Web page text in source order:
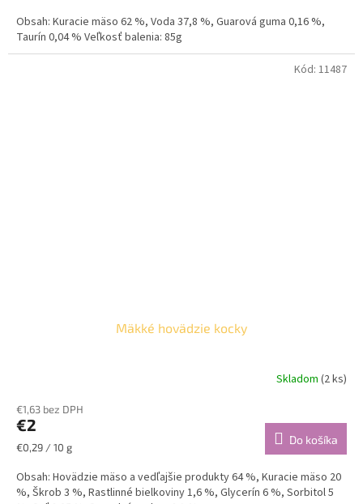
Obsah: Kuracie mäso 62 %, Voda 37,8 %, Guarová guma 0,16 %,
Taurín 0,04 % Veľkosť balenia: 85g
Mäkké hovädzie kocky
Skladom (2 ks)
€1,63 bez DPH
€2
Jednotková
€0,29 / 10 g
Do košíka
Obsah: Hovädzie mäso a vedľajšie produkty 64 %, Kuracie mäso 20
%, Škrob 3 %, Rastlinné bielkoviny 1,6 %, Glycerín 6 %, Sorbitol 5
Kód: 11487